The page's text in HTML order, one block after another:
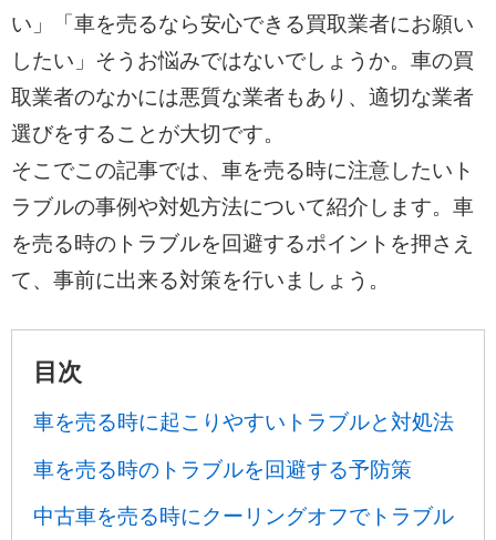
い」「車を売るなら安心できる買取業者にお願い
したい」そうお悩みではないでしょうか。車の買
取業者のなかには悪質な業者もあり、適切な業者
選びをすることが大切です。
そこでこの記事では、車を売る時に注意したいト
ラブルの事例や対処方法について紹介します。車
を売る時のトラブルを回避するポイントを押さえ
て、事前に出来る対策を行いましょう。
目次
車を売る時に起こりやすいトラブルと対処法
車を売る時のトラブルを回避する予防策
中古車を売る時にクーリングオフでトラブル